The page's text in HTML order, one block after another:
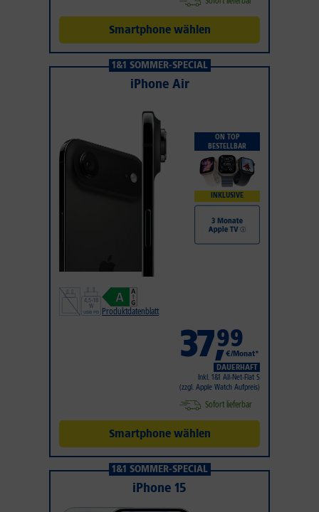
Smartphone wählen
1&1 SOMMER-SPECIAL
iPhone Air
ON TOP
BESTELLBAR
INKLUSIVE
Produktdatenblatt
37,99
€/Monat*
DAUERHAFT
Inkl. 1&1 All-Net-Flat S
(zzgl. Apple Watch Aufpreis)
Sofort lieferbar
Smartphone wählen
1&1 SOMMER-SPECIAL
iPhone 15